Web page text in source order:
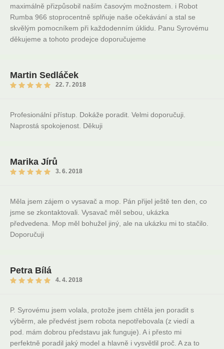
maximálně přizpůsobil naším časovým možnostem. i Robot
Rumba 966 stoprocentně splňuje naše očekávání a stal se
skvělým pomocníkem při každodenním úklidu. Panu Syrovému
děkujeme a tohoto prodejce doporučujeme
Martin Sedláček
22. 7. 2018
Profesionální přístup. Dokáže poradit. Velmi doporučuji.
Naprostá spokojenost. Děkuji
Marika Jírů
3. 6. 2018
Měla jsem zájem o vysavač a mop. Pán přijel ještě ten den, co
jsme se zkontaktovali. Vysavač měl sebou, ukázka
předvedena. Mop měl bohužel jiný, ale na ukázku mi to stačilo.
Doporučuji
Petra Bílá
4. 4. 2018
P. Syrovému jsem volala, protože jsem chtěla jen poradit s
výběrm, ale předvést jsem robota nepotřebovala (z viedí a
pod. mám dobrou představu jak funguje). A i přesto mi
perfektně poradil jaký model a hlavně i vysvětlil proč. A za to